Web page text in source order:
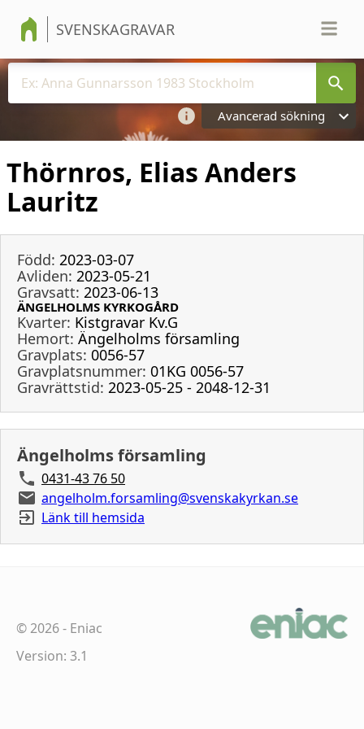
SVENSKAGRAVAR
Avancerad sökning
Thörnros, Elias Anders
Lauritz
Född: 2023-03-07
Avliden: 2023-05-21
Gravsatt: 2023-06-13
ÄNGELHOLMS KYRKOGÅRD
Kvarter: Kistgravar Kv.G
Hemort: Ängelholms församling
Gravplats: 0056-57
Gravplatsnummer: 01KG 0056-57
Gravrättstid: 2023-05-25 - 2048-12-31
Ängelholms församling
0431-43 76 50
angelholm.forsamling@svenskakyrkan.se
Länk till hemsida
©2026- Eniac
Version: 3.1